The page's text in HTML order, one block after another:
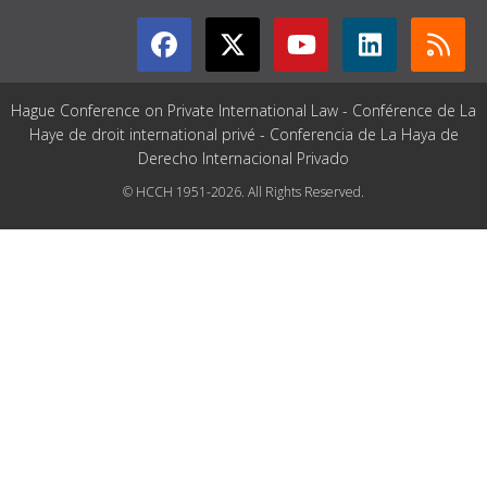
Hague Conference on Private International Law - Conférence de La
Haye de droit international privé - Conferencia de La Haya de
Derecho Internacional Privado
© HCCH 1951-2026. All Rights Reserved.